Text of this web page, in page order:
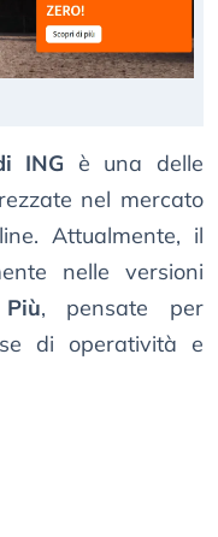
ING è una delle
nel mercato
Attualmente, il
nelle versioni
, pensate per
di operatività e